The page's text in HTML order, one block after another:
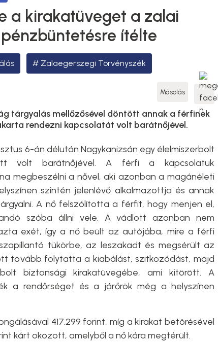
a kirakatüveget a zalai
ítélte
Zalaegerszegi Törvényszék
Másolás
tárgyalás mellőzősével döntött annak a férfinek
rendezni kapcsolatát volt barátnőjével.
6-án délután Nagykanizsán egy élelmiszerbolt
volt barátnőjével. A férfi a kapcsolatuk
megbeszélni a nővel, aki azonban a magánéleti
szintén jelenlévő alkalmazottja és annak
A nő felszólította a férfit, hogy menjen el,
szóba állni vele. A vádlott azonban nem
exét, így a nő beült az autójába, mire a férfi
tükörbe, az leszakadt és megsérült az
tovább folytatta a kiabálást, szitkozódást, majd
biztonsági kirakatüvegébe, ami kitörött. A
a rendőrséget és a járőrök még a helyszínen
417.299 forint, míg a kirakat betörésével
kárt okozott, amelyből a nő kára megtérült.